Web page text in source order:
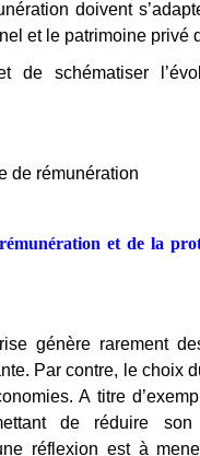
doivent
et le patrimoine privé
de schématiser
et de la
génère rarement
Par contre, le choix
A titre
de réduire
réflexion est à